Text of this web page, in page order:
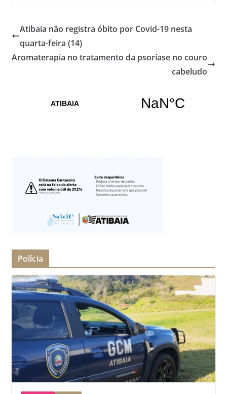
Atibaia não registra óbito por Covid-19 nesta
quarta-feira (14)
Aromaterapia no tratamento da psoríase no couro
cabeludo
Polícia